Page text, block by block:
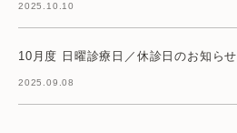
2025.10.10
10月度 日曜診療日／休診日のお知らせ
2025.09.08